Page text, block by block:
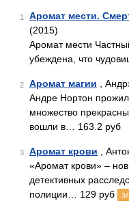
1 Аромат мести.
(2015)
Аромат мести
убеждена, что
2 Аромат магии ,
Андре Нортон
множество
вошли в… 163.2 руб
3 Аромат крови ,
«Аромат крови» –
детективных
полиции… 129 руб